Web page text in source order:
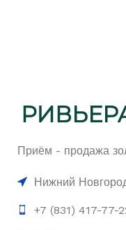
Приём - продажа
Нижний
+7 (831) 417-77-